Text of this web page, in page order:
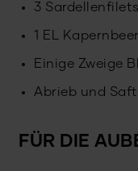
3 Sardellenfilets
1 EL
Einige Zweige
Abrieb und
FÜR DIE